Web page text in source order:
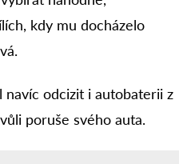
kdy mu docházelo
navíc odcizit i autobaterii z
poruše svého auta.